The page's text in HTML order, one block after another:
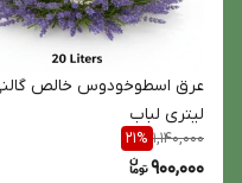
لیتری لباب
1,140,000
21%
900,000